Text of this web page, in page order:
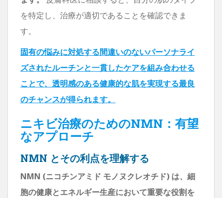
を特定し、治療が適切であることを確認できま
す。
固有の悩みに対処する間違いのないパーソナライ
ズされたルーチンと一貫したケアを組み合わせる
ことで、透明感のある健康的な肌を実現する最良
のチャンスが得られます。
ニキビ治療のためのNMN：有望
なアプローチ
NMN とその利点を理解する
NMN (ニコチンアミド モノヌクレオチド) は、細
胞の健康とエネルギー生産において重要な役割を